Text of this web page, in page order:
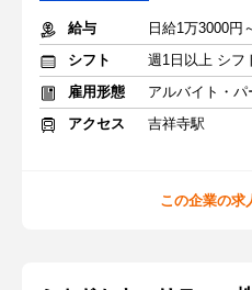
給与
日給1万3000円
シフト
週1日以上 シフ
雇用形態
アルバイト・パ
アクセス
吉祥寺駅
この企業の求